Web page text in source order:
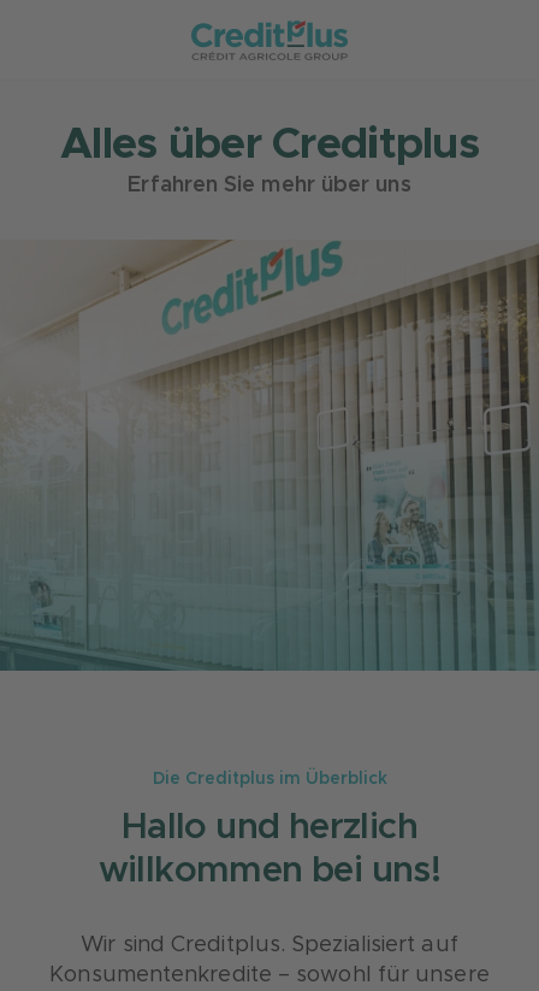
Alles über Creditplus
Erfahren Sie mehr über uns
Die Creditplus im Überblick
Hallo und herzlich
willkommen bei uns!
Wir sind Creditplus. Spezialisiert auf
Konsumentenkredite – sowohl für unsere